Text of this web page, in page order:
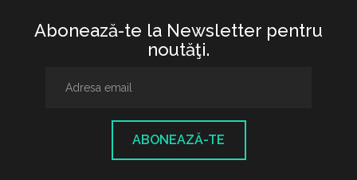
Abonează-te la Newsletter pentru
noutăţi.
ABONEAZĂ-TE